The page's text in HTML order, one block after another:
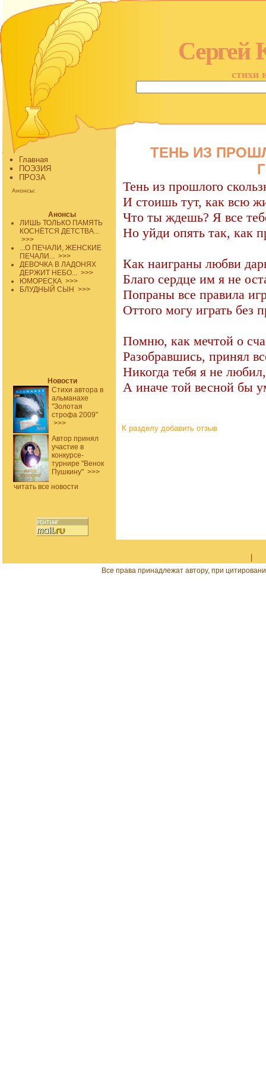
Сергей
стихи
Главная
ПОЭЗИЯ
ПРОЗА
Анонсы:
Анонсы
ЛИШЬ ТОЛЬКО ПАМЯТЬ
КОСНЁТСЯ ДЕТСТВА...
>>>
...О ПЕЧАЛИ, ЖЕНСКИЕ
ПЕЧАЛИ... >>>
ДЕВОЧКА В ЛАДОНЯХ
ДЕРЖИТ НЕБО... >>>
ЮМОРЕСКА >>>
БЛУДНЫЙ СЫН >>>
Новости
Стихи автора в
альманахе
"Золотая
строфа 2009"
>>>
Автор принял
участие в
конкурсе-
турнире "Венок
Пушкину" >>>
читать все новости
ТЕНЬ ИЗ
Тень из прошлого
И стоишь тут, как всю
Что ты ждешь? Я все
Но уйди опять так, как
Как наиграны любви
Благо сердце им я не
Попраны все правила
Оттого могу играть без
Помню, как мечтой о
Разобравшись, принял
Никогда тебя я не любил,
А иначе той весной бы
К разделу добавить отзыв
Все права принадлежат автору, при